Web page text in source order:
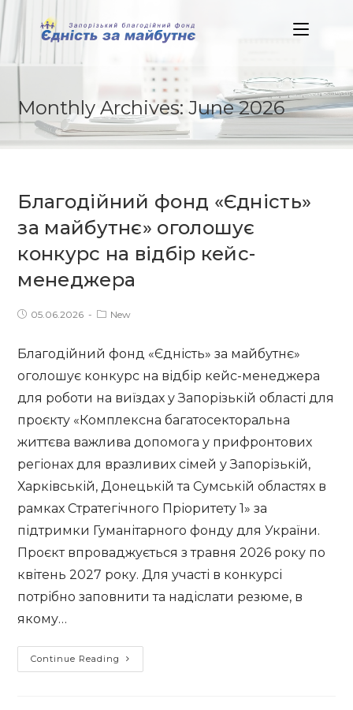
Skip
to
content
Monthly Archives: June 2026
Благодійний фонд «Єдність»
за майбутнє» оголошує
конкурс на відбір кейс-
менеджера
Post05.06.2026
PostNew
Благодійний фонд «Єдність» за майбутнє»
оголошує конкурс на відбір кейс-менеджера
для роботи на виїздах у Запорізькій області для
проєкту «Комплексна багатосекторальна
життєва важлива допомога у прифронтових
регіонах для вразливих сімей у Запорізькій,
Харківській, Донецькій та Сумській областях в
рамках Стратегічного Пріоритету 1» за
підтримки Гуманітарного фонду для України.
Проєкт впроваджується з травня 2026 року по
квітень 2027 року. Для участі в конкурсі
потрібно заповнити та надіслати резюме, в
якому…
Continue Reading
фонд